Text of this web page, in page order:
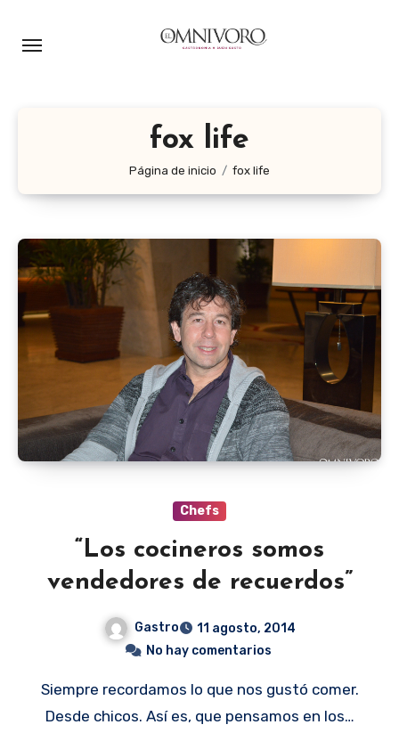
fox life
Página de inicio fox life
Chefs
“Los cocineros somos
vendedores de recuerdos”
Gastro
11 agosto, 2014
No hay comentarios
Siempre recordamos lo que nos gustó comer.
Desde chicos. Así es, que pensamos en los…